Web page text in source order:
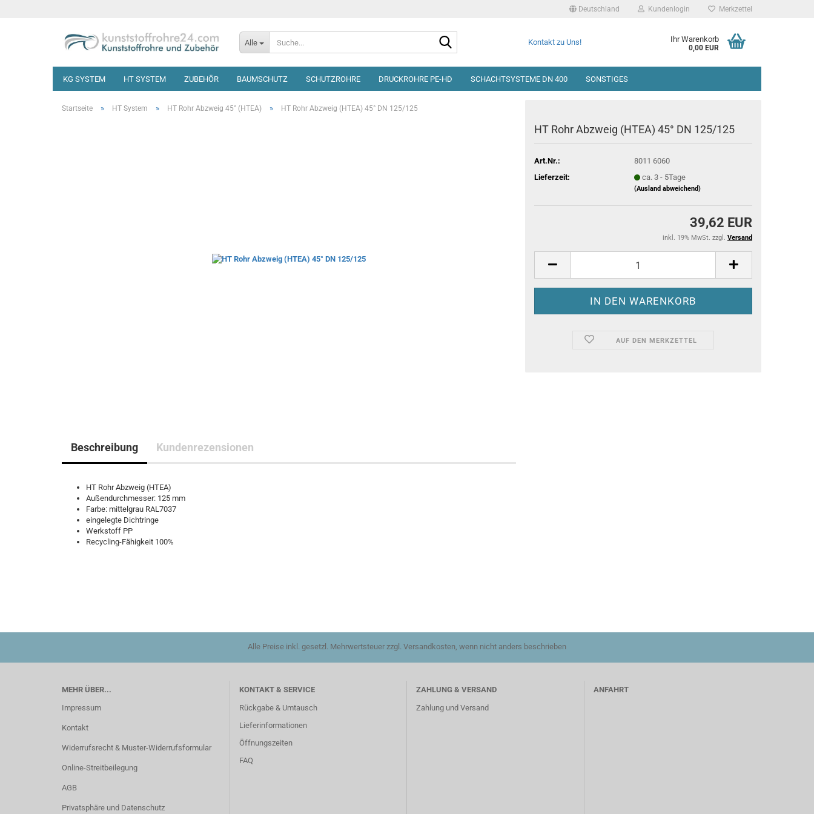
Deutschland Kundenlogin Merkzettel
Alle Kontakt zu Uns! Ihr Warenkorb
0,00 EUR
KG SYSTEM HT SYSTEM ZUBEHÖR BAUMSCHUTZ SCHUTZROHRE DRUCKROHRE PE-HD SCHACHTSYSTEME DN 400 SONSTIGES
Startseite » HT System » HT Rohr Abzweig 45° (HTEA) » HT Rohr Abzweig (HTEA) 45° DN 125/125
HT Rohr Abzweig (HTEA) 45° DN 125/125
Art.Nr.:
8011 6060
Lieferzeit:
ca. 3 - 5Tage
(Ausland abweichend)
39,62 EUR
inkl. 19% MwSt. zzgl. Versand
AUF DEN MERKZETTEL
Beschreibung Kundenrezensionen
HT Rohr Abzweig (HTEA)
Außendurchmesser: 125 mm
Farbe: mittelgrau RAL7037
eingelegte Dichtringe
Werkstoff PP
Recycling-Fähigkeit 100%
Alle Preise inkl. gesetzl. Mehrwertsteuer zzgl. Versandkosten, wenn nicht anders beschrieben
MEHR ÜBER...
Impressum
Kontakt
Widerrufsrecht & Muster-Widerrufsformular
Online-Streitbeilegung
AGB
Privatsphäre und Datenschutz
KONTAKT & SERVICE
Rückgabe & Umtausch
Lieferinformationen
Öffnungszeiten
FAQ
ZAHLUNG & VERSAND
Zahlung und Versand
ANFAHRT